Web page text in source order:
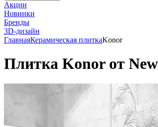
Акции
Новинки
Бренды
3D-дизайн
ГлавнаяКерамическая плиткаKonor
Плитка Konor от